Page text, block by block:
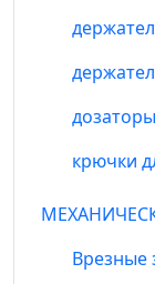
крючки
Врезные